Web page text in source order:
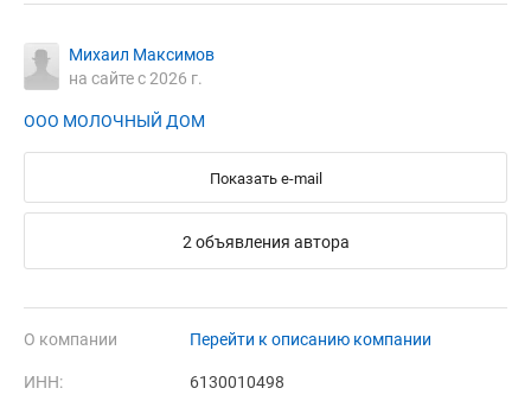
Михаил Максимов
на сайте с 2026 г.
ООО МОЛОЧНЫЙ ДОМ
Показать e-mail
2 объявления автора
О компании Перейти к описанию компании
ИНН: 6130010498